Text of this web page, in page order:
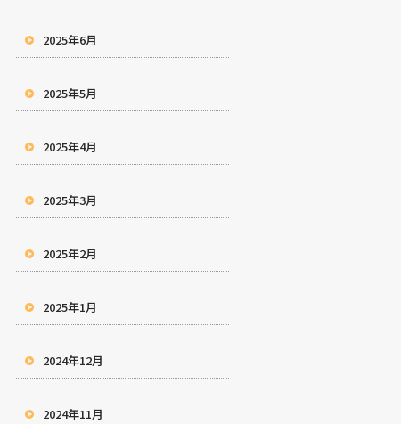
2025年6月
2025年5月
2025年4月
2025年3月
2025年2月
2025年1月
2024年12月
2024年11月